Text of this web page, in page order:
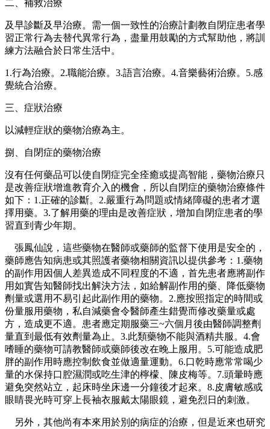
二、補救治療
及早診斷及早治療。需一個一致性的治療計劃教自閉症患者學
習正常行為去替代異常行為，盡量用鼓勵的方式幫助他，將訓
練方法融合於日常生活中。
1.行為治療。2.職能治療。3.語言治療。4.音樂藝術治療。5.感
覺統合治療。
三、症狀治療
以減輕症狀的藥物治療為主。
捌、自閉症的藥物治療
沒有任何藥品可以使自閉症完全痊癒或提高智能，藥物治療只
是改善症狀增進教育介入的機會，所以自閉症的藥物治療條件
如下：1.正確的診斷。2.嚴重行為問題或情緒障礙的患者才選
擇用藥。3.了解用藥的理由是改善症狀，增加自閉症患者的學
習直到青少年期。
張鳳仙說，這些藥物在醫師或藥師的監督下使用是安全的，
藥師應告知病患或其照護者藥物相關資訊以提供參考：1.藥物
的副作用因個人差異造成不同程度的不適，首先患者應將副作
用如實告知醫師找出解決方法，如給解副作用的藥、降低藥物
劑量或選用不易引起此副作用的藥物。2.應按照指定的時間或
份量服用藥物，私自減藥會令醫師產生錯覺而修改藥量或處
方，造成更不適。患者應定期服藥三~六個月後由醫師調整劑
量直到最低有效劑量為止。3.此類藥物不能與酒精共服。4.會
嗜睡的藥物可請教醫師或藥師後改在晚上服用。5.可能造成肥
胖的副作用時應控制飲食並做適量運動。6.口乾時應常常喝少
量的水保持口腔濕潤或吃生津的檸檬、陳皮梅等。7.頭暈時應
避免突然站立，起床時坐床邊一分鐘後才起來。8.皮膚敏感或
眼睛畏光時可穿上長袖衣服戴太陽眼鏡，避免烈日的刺激。
另外，其他尚有本來用於別的病症的治療，但是近來也研究